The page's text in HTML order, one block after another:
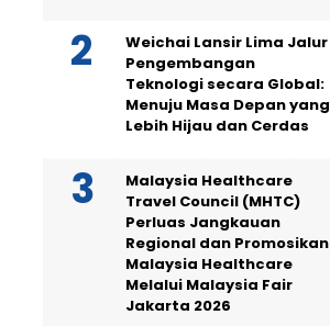
Weichai Lansir Lima Jalur
Pengembangan
Teknologi secara Global:
Menuju Masa Depan yang
Lebih Hijau dan Cerdas
Malaysia Healthcare
Travel Council (MHTC)
Perluas Jangkauan
Regional dan Promosikan
Malaysia Healthcare
Melalui Malaysia Fair
Jakarta 2026